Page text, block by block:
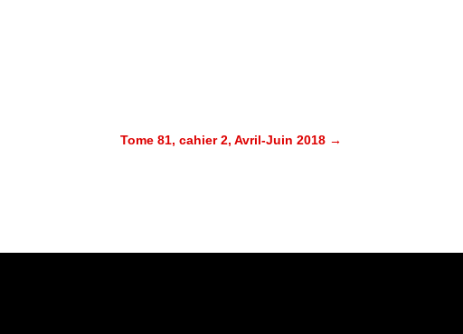
Tome 81, cahier 2, Avril-Juin 2018→